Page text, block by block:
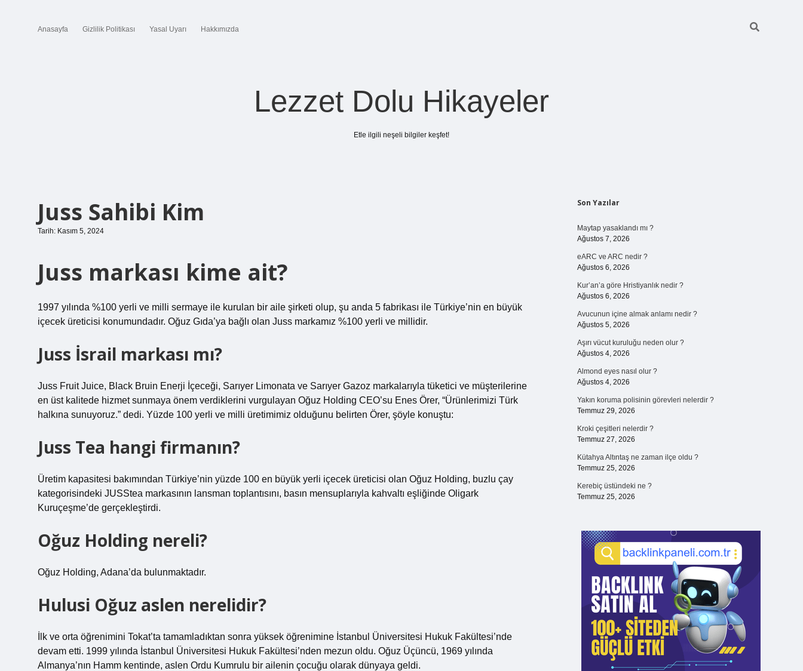
Anasayfa Gizlilik Politikası Yasal Uyarı Hakkımızda
Lezzet Dolu Hikayeler
Etle ilgili neşeli bilgiler keşfet!
Juss Sahibi Kim
Tarih: Kasım 5, 2024
Juss markası kime ait?
1997 yılında %100 yerli ve milli sermaye ile kurulan bir aile şirketi olup, şu anda 5 fabrikası ile Türkiye’nin en büyük
içecek üreticisi konumundadır. Oğuz Gıda’ya bağlı olan Juss markamız %100 yerli ve millidir.
Juss İsrail markası mı?
Juss Fruit Juice, Black Bruin Enerji İçeceği, Sarıyer Limonata ve Sarıyer Gazoz markalarıyla tüketici ve müşterilerine
en üst kalitede hizmet sunmaya önem verdiklerini vurgulayan Oğuz Holding CEO’su Enes Örer, “Ürünlerimizi Türk
halkına sunuyoruz.” dedi. Yüzde 100 yerli ve milli üretimimiz olduğunu belirten Örer, şöyle konuştu:
Juss Tea hangi firmanın?
Üretim kapasitesi bakımından Türkiye’nin yüzde 100 en büyük yerli içecek üreticisi olan Oğuz Holding, buzlu çay
kategorisindeki JUSStea markasının lansman toplantısını, basın mensuplarıyla kahvaltı eşliğinde Oligark
Kuruçeşme’de gerçekleştirdi.
Oğuz Holding nereli?
Oğuz Holding, Adana’da bulunmaktadır.
Hulusi Oğuz aslen nerelidir?
İlk ve orta öğrenimini Tokat’ta tamamladıktan sonra yüksek öğrenimine İstanbul Üniversitesi Hukuk Fakültesi’nde
devam etti. 1999 yılında İstanbul Üniversitesi Hukuk Fakültesi’nden mezun oldu. Oğuz Üçüncü, 1969 yılında
Almanya’nın Hamm kentinde, aslen Ordu Kumrulu bir ailenin çocuğu olarak dünyaya geldi.
Sidebar
Son Yazılar
Maytap yasaklandı mı ?
Ağustos 7, 2026
eARC ve ARC nedir ?
Ağustos 6, 2026
Kur’an’a göre Hristiyanlık nedir ?
Ağustos 6, 2026
Avucunun içine almak anlamı nedir ?
Ağustos 5, 2026
Aşırı vücut kuruluğu neden olur ?
Ağustos 4, 2026
Almond eyes nasıl olur ?
Ağustos 4, 2026
Yakın koruma polisinin görevleri nelerdir ?
Temmuz 29, 2026
Kroki çeşitleri nelerdir ?
Temmuz 27, 2026
Kütahya Altıntaş ne zaman ilçe oldu ?
Temmuz 25, 2026
Kerebiç üstündeki ne ?
Temmuz 25, 2026